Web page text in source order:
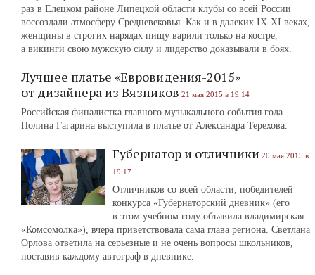
раз в Елецком районе Липецкой области клубы со всей России
воссоздали атмосферу Средневековья. Как и в далеких IX-XI веках,
женщины в строгих нарядах пищу варили только на костре,
а викинги свою мужскую силу и лидерство доказывали в боях.
Лучшее платье «Евровидения-2015»
от дизайнера из Вязников 21 мая 2015 в 19:14
Российская финалистка главного музыкального события года
Полина Гагарина выступила в платье от Александра Терехова.
Губернатор и отличники 20 мая 2015 в
19:17
Отличников со всей области, победителей
конкурса «Губернаторский дневник» (его
в этом учебном году объявила владимирская
«Комсомолка»), вчера приветствовала сама глава региона. Светлана
Орлова ответила на серьезные и не очень вопросы школьников,
поставив каждому автограф в дневнике.